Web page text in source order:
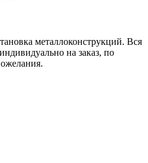
металлоконструкций. Вся
на заказ, по